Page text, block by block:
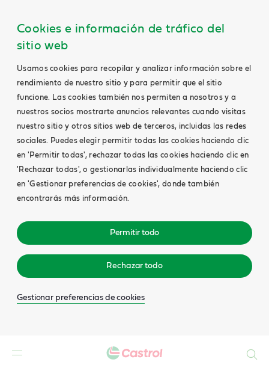
Cookies e información de tráfico del
sitio web
Usamos cookies para recopilar y analizar información sobre el
rendimiento de nuestro sitio y para permitir que el sitio
funcione. Las cookies también nos permiten a nosotros y a
nuestros socios mostrarte anuncios relevantes cuando visitas
nuestro sitio y otros sitios web de terceros, incluidas las redes
sociales. Puedes elegir permitir todas las cookies haciendo clic
en 'Permitir todas', rechazar todas las cookies haciendo clic en
'Rechazar todas', o gestionarlas individualmente haciendo clic
en 'Gestionar preferencias de cookies', donde también
encontrarás más información.
Permitir todo
Rechazar todo
Gestionar preferencias de cookies